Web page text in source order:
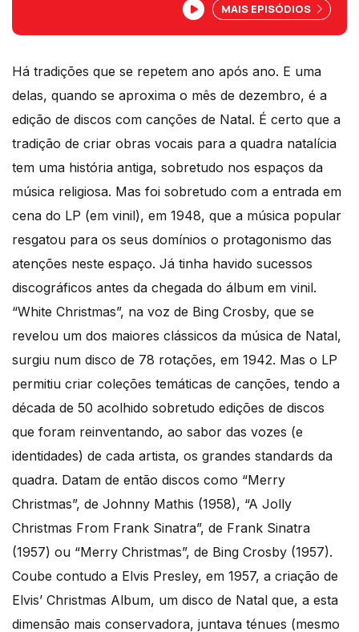
seguindo os cânones mais clássicos. Por
aqui passam Bob Dylan, Tom Waits, os
Low eu Saint Etienne.
MAIS EPISÓDIOS
Há tradições que se repetem ano após ano. E uma
delas, quando se aproxima o mês de dezembro, é a
edição de discos com canções de Natal. É certo que a
tradição de criar obras vocais para a quadra natalícia
tem uma história antiga, sobretudo nos espaços da
música religiosa. Mas foi sobretudo com a entrada em
cena do LP (em vinil), em 1948, que a música popular
resgatou para os seus domínios o protagonismo das
atenções neste espaço. Já tinha havido sucessos
discográficos antes da chegada do álbum em vinil.
“White Christmas”, na voz de Bing Crosby, que se
revelou um dos maiores clássicos da música de Natal,
surgiu num disco de 78 rotações, em 1942. Mas o LP
permitiu criar coleções temáticas de canções, tendo a
década de 50 acolhido sobretudo edições de discos
que foram reinventando, ao sabor das vozes (e
identidades) de cada artista, os grandes standards da
quadra. Datam de então discos como “Merry
Christmas”, de Johnny Mathis (1958), “A Jolly
Christmas From Frank Sinatra”, de Frank Sinatra
(1957) ou “Merry Christmas”, de Bing Crosby (1957).
Coube contudo a Elvis Presley, em 1957, a criação de
Elvis’ Christmas Album, um disco de Natal que, a esta
dimensão mais conservadora, juntava ténues (mesmo